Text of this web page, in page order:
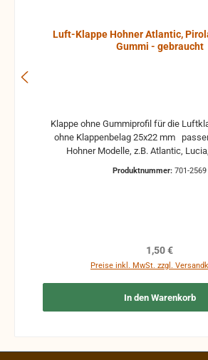
Luft-Klappe Hohner Atlantic,
Gummi - gebraucht
ohne Klappenbelag 25x22 mm passend für mehrere
Hohner Modelle, z.B. Atlantic,
gebrauchte Teile können optische
Funktion nicht mehr gewährleistet
Produktnummer: 701-2569
Regulärer Preis:
1,50 €
Preise inkl. MwSt. zzgl.
In den Warenkorb